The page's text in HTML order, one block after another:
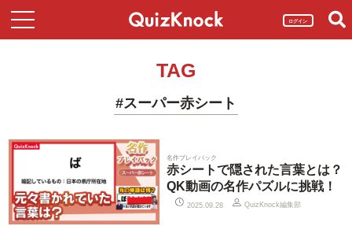
ログイン
TAG
#スーパー赤シート
名作プレイバック
赤シートで隠された言葉とは？
QK動画の名作パズルに挑戦！
2025.09.28 QuizKnock編集部